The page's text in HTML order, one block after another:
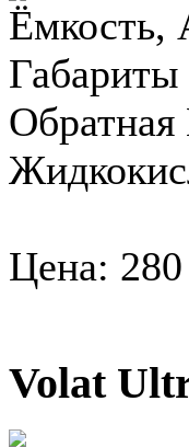
Ёмкость,
Цена: 280
Volat